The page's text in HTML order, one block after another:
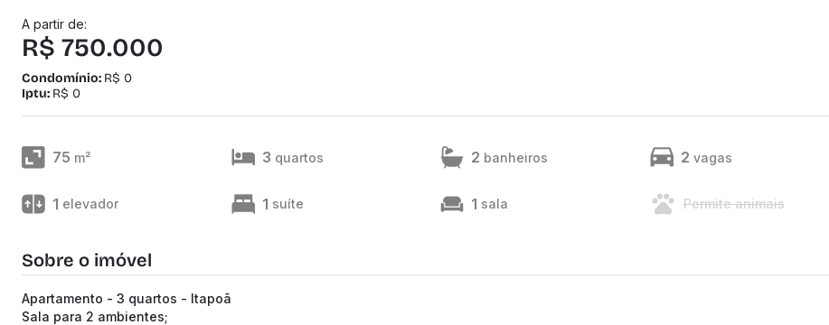
A partir de:
R$ 750.000
Condomínio: R$ 0
Iptu: R$ 0
75 m² 3 quartos 2 banheiros 2 vagas
1 elevador 1 suíte 1 sala Permite animais
Sobre o imóvel
Apartamento - 3 quartos - Itapoã
Sala para 2 ambientes;